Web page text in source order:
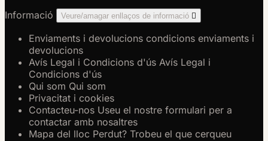
Informació
Veure/amagar enllaços de informació 
Enviaments i devolucions condicions enviaments i
devolucions
Avís Legal i Condicions d'ús Avís Legal i
Condicions d'ús
Qui som Qui som
Privacitat i cookies
Contacteu-nos Useu el nostre formulari per a
contactar amb nosaltres
Mapa del lloc Perdut? Trobeu el que cerqueu